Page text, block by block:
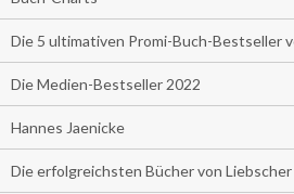
Die 5 ultimativen Promi-Buch-Bestseller
Die Medien-Bestseller 2022
Hannes Jaenicke
Die erfolgreichsten Bücher von